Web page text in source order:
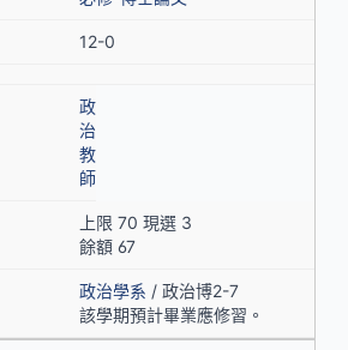
12-0
政
治
教
師
上限 70 現選 3
餘額 67
政治學系 / 政治博2-7
該學期預計畢業應修習。